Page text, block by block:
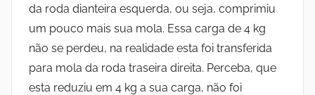
da roda dianteira esquerda, ou seja, comprimiu
um pouco mais sua mola. Essa carga de 4 kg
não se perdeu, na realidade esta foi transferida
para mola da roda traseira direita. Perceba, que
esta reduziu em 4 kg a sua carga, não foi